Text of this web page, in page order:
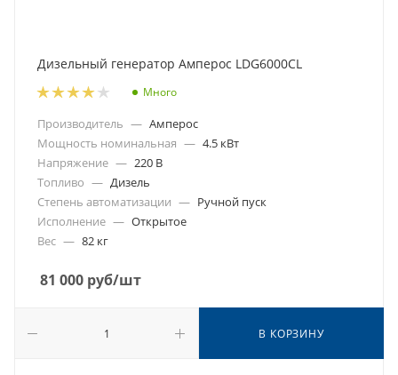
Дизельный генератор Амперос LDG6000СL
Много
Производитель — Амперос
Мощность номинальная — 4.5 кВт
Напряжение — 220 В
Топливо — Дизель
Степень автоматизации — Ручной пуск
Исполнение — Открытое
Вес — 82 кг
81 000 руб/шт
В КОРЗИНУ